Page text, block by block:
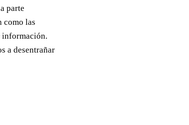
parte
como las
información.
a desentrañar